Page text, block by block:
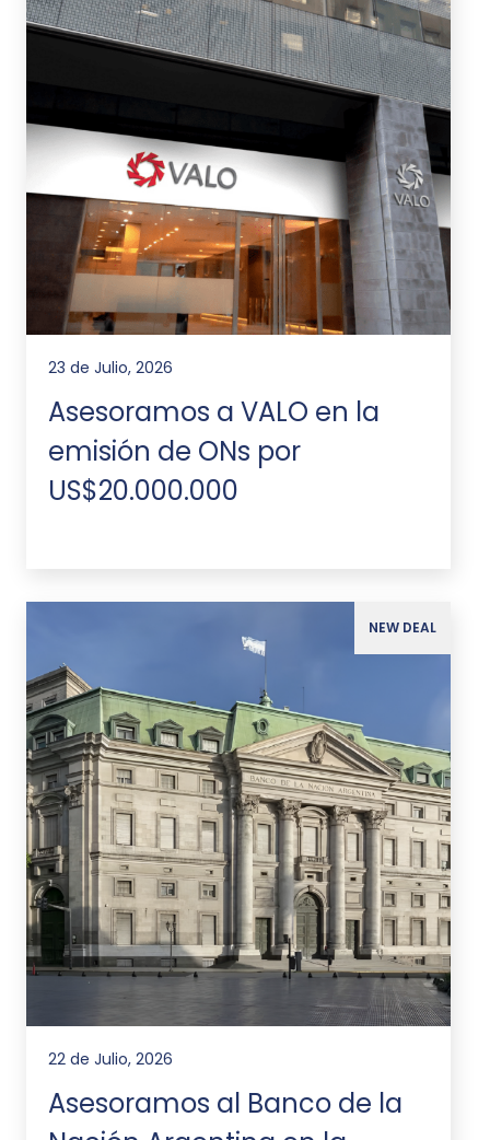
23 de Julio, 2026
Asesoramos a VALO en la
emisión de ONs por
US$20.000.000
NEW DEAL
22 de Julio, 2026
Asesoramos al Banco de la